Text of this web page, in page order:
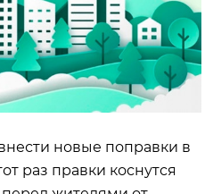
новые поправки в
раз правки коснутся